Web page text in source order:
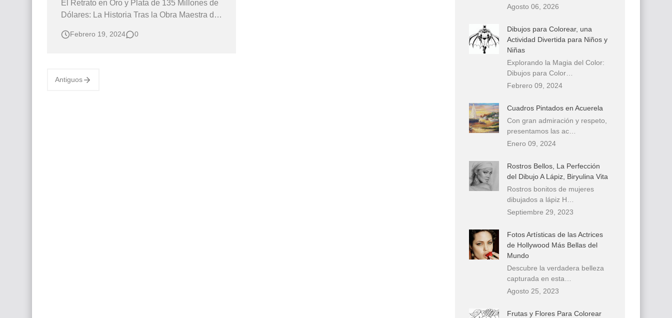
El Retrato en Oro y Plata de 135 Millones de
Dólares: La Historia Tras la Obra Maestra de
I" de Gustav Klimt, una pieza que va más allá
Febrero 19, 2024 0
Antiguos
Agosto 06, 2026
Dibujos para Colorear, una
Actividad Divertida para Niños y
Niñas
Explorando la Magia del Color:
Dibujos para Color…
Febrero 09, 2024
Cuadros Pintados en Acuerela
Con gran admiración y respeto,
presentamos las ac…
Enero 09, 2024
Rostros Bellos, La Perfección
del Dibujo A Lápiz, Biryulina Vita
Rostros bonitos de mujeres
dibujados a lápiz H…
Septiembre 29, 2023
Fotos Artísticas de las Actrices
de Hollywood Más Bellas del
Mundo
Descubre la verdadera belleza
capturada en esta…
Agosto 25, 2023
Frutas y Flores Para Colorear